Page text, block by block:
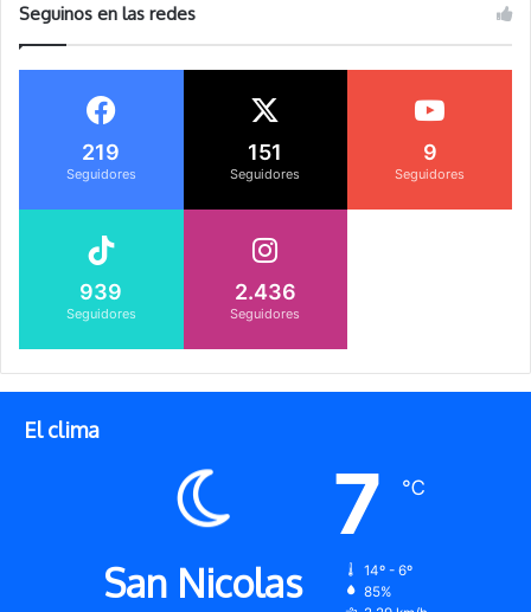
Seguinos en las redes
219
Seguidores
151
Seguidores
9
Seguidores
939
Seguidores
2.436
Seguidores
El clima
San Nicolas
7 ℃
14º - 6º
85%